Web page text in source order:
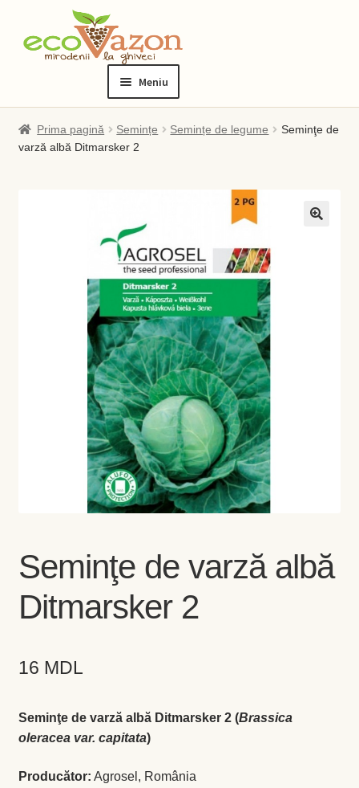
Sari
Sari
Meniu
Checkout
ecoVazon în Mass-Media
Informaţii
Ardei iute
Prima pagină Semințe Semințe de legume
Seminţe de
varză albă Ditmarsker 2
Seminţe de varză albă
Ditmarsker 2
16 MDL
Seminţe de varză albă Ditmarsker 2 (Brassica
oleracea var. capitata)
Producător: Agrosel, România